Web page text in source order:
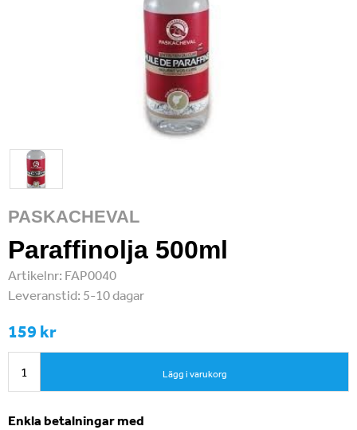
PASKACHEVAL
Paraffinolja 500ml
Artikelnr: FAP0040
Leveranstid: 5-10 dagar
159 kr
Lägg i varukorg
Enkla betalningar med